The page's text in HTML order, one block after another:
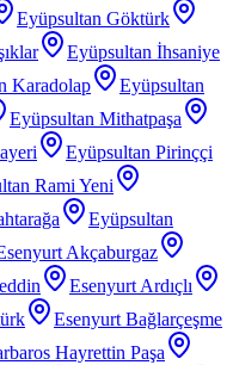
Eyüpsultan Göktürk
Eyüpsultan İhsaniye
Karadolap
Eyüpsultan
Eyüpsultan Mithatpaşa
Eyüpsultan Pirinççi
Rami Yeni
Eyüpsultan
Akçaburgaz
Esenyurt Ardıçlı
Esenyurt Bağlarçeşme
Hayrettin Paşa